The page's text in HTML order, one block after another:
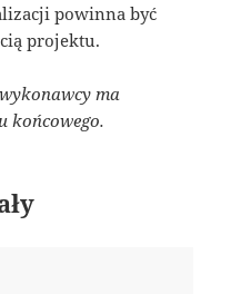
powinna być
projektu.
ma
końcowego.